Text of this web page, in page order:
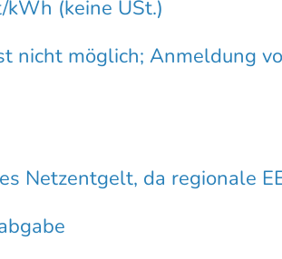
kWh (keine USt.)
nicht möglich; Anmeldung
Netzentgelt, da regionale